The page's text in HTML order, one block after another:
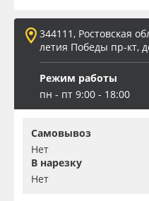
344111, Ростовская
летия Победы пр-кт,
Режим работы
пн - пт 9:00 - 18:00
Самовывоз
Нет
В нарезку
Нет